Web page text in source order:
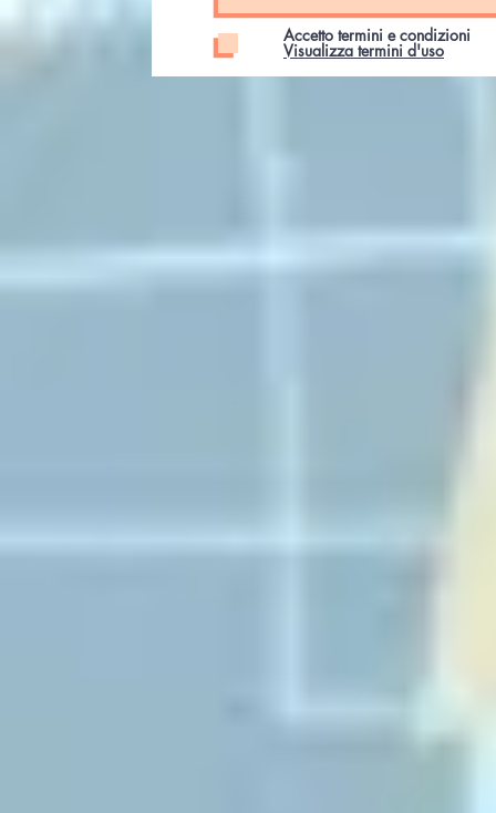
Accetto termini e condizioni
Visualizza termini d'uso